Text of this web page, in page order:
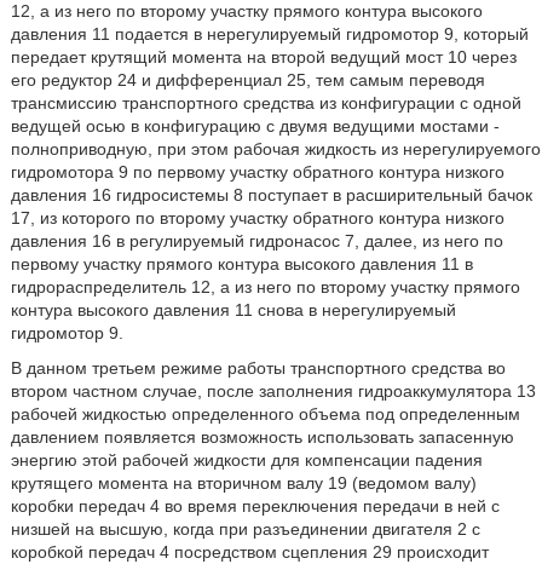
12, а из него по второму участку прямого контура высокого
давления 11 подается в нерегулируемый гидромотор 9, который
передает крутящий момента на второй ведущий мост 10 через
его редуктор 24 и дифференциал 25, тем самым переводя
трансмиссию транспортного средства из конфигурации с одной
ведущей осью в конфигурацию с двумя ведущими мостами -
полноприводную, при этом рабочая жидкость из нерегулируемого
гидромотора 9 по первому участку обратного контура низкого
давления 16 гидросистемы 8 поступает в расширительный бачок
17, из которого по второму участку обратного контура низкого
давления 16 в регулируемый гидронасос 7, далее, из него по
первому участку прямого контура высокого давления 11 в
гидрораспределитель 12, а из него по второму участку прямого
контура высокого давления 11 снова в нерегулируемый
гидромотор 9.
В данном третьем режиме работы транспортного средства во
втором частном случае, после заполнения гидроаккумулятора 13
рабочей жидкостью определенного объема под определенным
давлением появляется возможность использовать запасенную
энергию этой рабочей жидкости для компенсации падения
крутящего момента на вторичном валу 19 (ведомом валу)
коробки передач 4 во время переключения передачи в ней с
низшей на высшую, когда при разъединении двигателя 2 с
коробкой передач 4 посредством сцепления 29 происходит